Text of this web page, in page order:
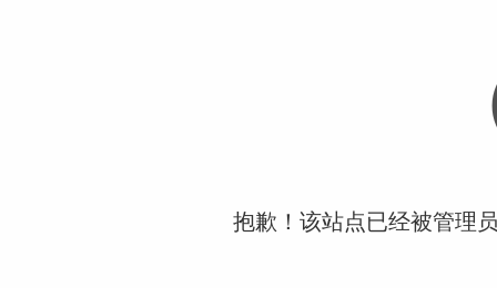
抱歉！该站点已经被管理